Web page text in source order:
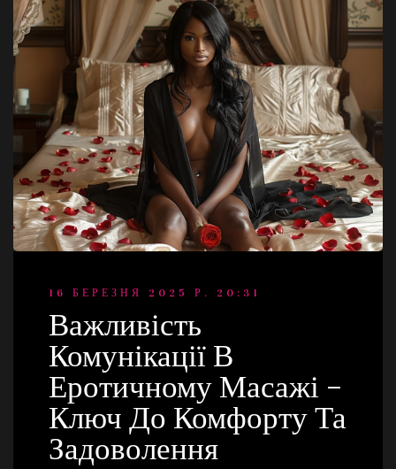
16 БЕРЕЗНЯ 2025 Р. 20:31
Важливість
Комунікації В
Еротичному Масажі –
Ключ До Комфорту Та
Задоволення